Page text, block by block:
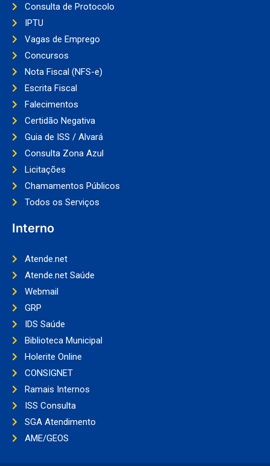
Consulta de Protocolo
IPTU
Vagas de Emprego
Concursos
Nota Fiscal (NFS-e)
Escrita Fiscal
Falecimentos
Certidão Negativa
Guia de ISS / Alvará
Consulta Zona Azul
Licitações
Chamamentos Públicos
Todos os Serviços
Interno
Atende.net
Atende.net Saúde
Webmail
GRP
IDS Saúde
Biblioteca Municipal
Holerite Online
CONSIGNET
Ramais Internos
ISS Consulta
SGA Atendimento
AME/GEOS